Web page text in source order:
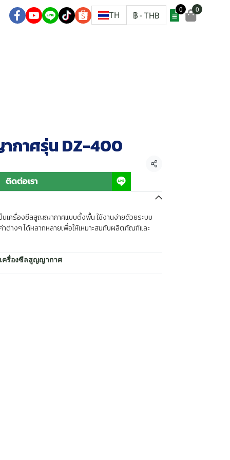
TH ฿ - THB
0 0
กาศรุ่น DZ-400
แชร์
ติดต่อเรา
เครื่องซีลสูญญากาศแบบตั้งพื้น ใช้งานง่ายด้วยระบบ
างๆ ได้หลากหลายเพื่อให้เหมาะสมกับผลิตภัณฑ์และ
เครื่องซีลสูญญากาศ